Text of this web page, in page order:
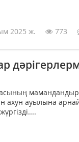
2025 ж. 773
ахун ауылына